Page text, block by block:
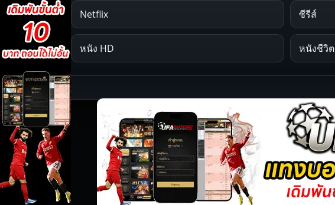
Netflix ซีรีส์
หนัง HD หนังชีวิต